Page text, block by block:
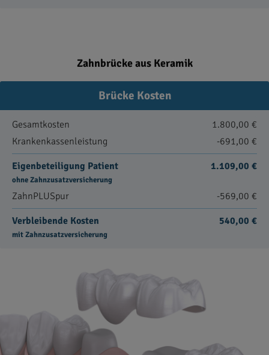
Zahnbrücke aus Keramik
Brücke Kosten
Gesamtkosten
1.800,00 €
Krankenkassenleistung
-691,00 €
Eigenbeteiligung Patient
ohne Zahnzusatzversicherung
1.109,00 €
ZahnPLUSpur -569,00 €
Verbleibende Kosten
mit Zahnzusatzversicherung
540,00 €